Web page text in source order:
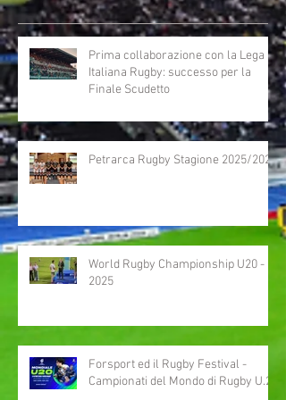
Prima collaborazione con la Lega
Italiana Rugby: successo per la
Finale Scudetto
Petrarca Rugby Stagione 2025/2026
World Rugby Championship U20 -
2025
Forsport ed il Rugby Festival -
Campionati del Mondo di Rugby U.20